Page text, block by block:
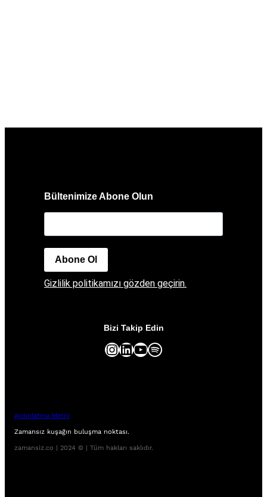
Bültenimize Abone Olun
Abone Ol
Gizlilik politikamızı gözden geçirin.
Bizi Takip Edin
InstagramLinkedIn YouTube Spotify
Aydınlatma Metni
Zamansız kuşağın buluşma noktası.
zamansiz.co | 2024 © | Tüm hakları saklıdır.